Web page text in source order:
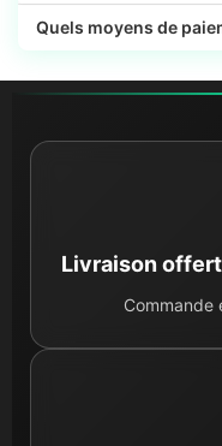
Quels moyens de
Livraison
Commande